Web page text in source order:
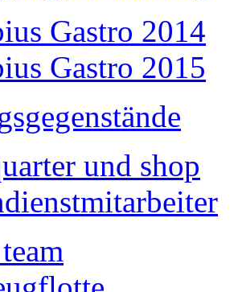
Gastro 2014
Gastro 2015
und shop